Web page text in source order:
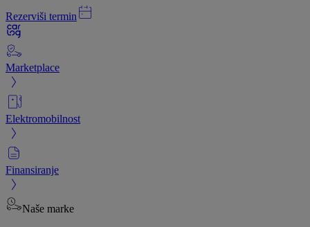
Rezerviši termin
Marketplace
Elektromobilnost
Finansiranje
Naše marke